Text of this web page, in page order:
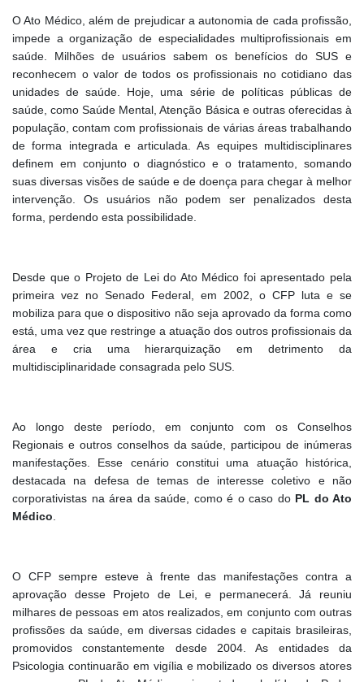
O Ato Médico, além de prejudicar a autonomia de cada profissão,
impede a organização de especialidades multiprofissionais em
saúde. Milhões de usuários sabem os benefícios do SUS e
reconhecem o valor de todos os profissionais no cotidiano das
unidades de saúde. Hoje, uma série de políticas públicas de
saúde, como Saúde Mental, Atenção Básica e outras oferecidas à
população, contam com profissionais de várias áreas trabalhando
de forma integrada e articulada. As equipes multidisciplinares
definem em conjunto o diagnóstico e o tratamento, somando
suas diversas visões de saúde e de doença para chegar à melhor
intervenção. Os usuários não podem ser penalizados desta
forma, perdendo esta possibilidade.
Desde que o Projeto de Lei do Ato Médico foi apresentado pela
primeira vez no Senado Federal, em 2002, o CFP luta e se
mobiliza para que o dispositivo não seja aprovado da forma como
está, uma vez que restringe a atuação dos outros profissionais da
área e cria uma hierarquização em detrimento da
multidisciplinaridade consagrada pelo SUS.
Ao longo deste período, em conjunto com os Conselhos
Regionais e outros conselhos da saúde, participou de inúmeras
manifestações. Esse cenário constitui uma atuação histórica,
destacada na defesa de temas de interesse coletivo e não
corporativistas na área da saúde, como é o caso do PL do Ato
Médico
O CFP sempre esteve à frente das manifestações contra a
aprovação desse Projeto de Lei, e permanecerá. Já reuniu
milhares de pessoas em atos realizados, em conjunto com outras
profissões da saúde, em diversas cidades e capitais brasileiras,
promovidos constantemente desde 2004. As entidades da
Psicologia continuarão em vigília e mobilizado os diversos atores